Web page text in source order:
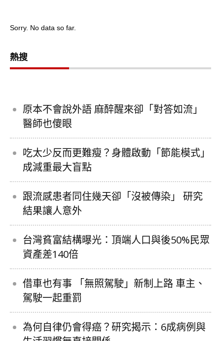
Sorry. No data so far.
熱搜
原本不會說外語 麻醉醒來卻「對答如流」
醫師也傻眼
吃太少反而更難瘦？身體啟動「節能模式」
成減重最大盲點
跟流感患者同住幾天卻「沒被傳染」 研究
結果讓人意外
台灣貧富結構曝光：頂端人口與後50%民眾
資產差140倍
借車也有事 「無照駕駛」新制上路 車主、
駕駛一起重罰
為何自律仍會得癌？研究揭示：6成病例與